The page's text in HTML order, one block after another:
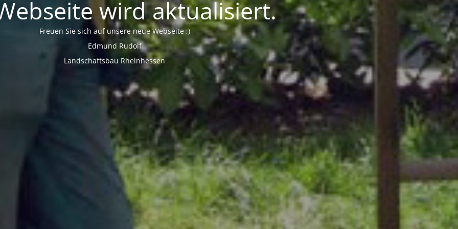
wird aktualisiert.
Freuen Sie sich auf unsere neue Webseite ;)
Edmund Rudolf
Landschaftsbau Rheinhessen